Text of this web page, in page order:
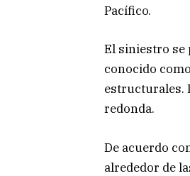
Pacífico.
El siniestro se
conocido
estructurales.
redonda.
De acuerdo
alrededor de